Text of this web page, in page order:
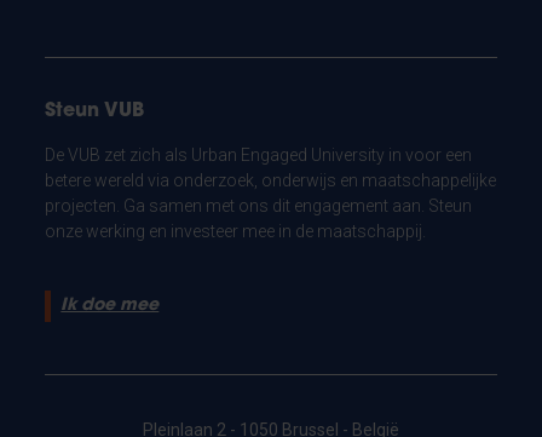
Steun VUB
De VUB zet zich als Urban Engaged University in voor een
betere wereld via onderzoek, onderwijs en maatschappelijke
projecten. Ga samen met ons dit engagement aan. Steun
onze werking en investeer mee in de maatschappij.
Ik doe mee
Pleinlaan 2 - 1050 Brussel - België